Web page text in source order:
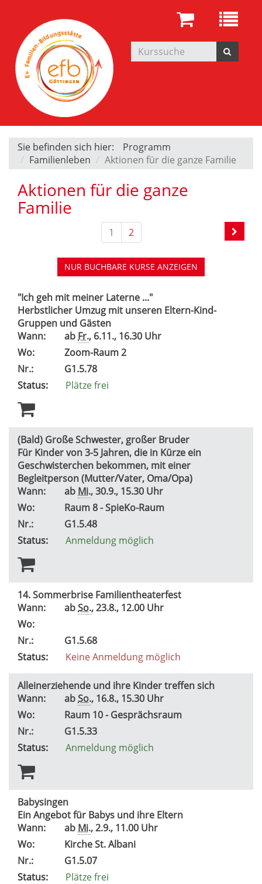
Sie befinden sich hier:
Programm
Familienleben
Aktionen für die ganze Familie
Aktionen für die ganze
Familie
1 2
NUR BUCHBARE KURSE ANZEIGEN
"Ich geh mit meiner Laterne ..."
Herbstlicher Umzug mit unseren Eltern-Kind-
Gruppen und Gästen
Wann:
ab Fr., 6.11., 16.30 Uhr
Wo:
Zoom-Raum 2
Nr.:
G1.5.78
Status:
Plätze frei
(Bald) Große Schwester, großer Bruder
Für Kinder von 3-5 Jahren, die in Kürze ein
Geschwisterchen bekommen, mit einer
Begleitperson (Mutter/Vater, Oma/Opa)
Wann:
ab Mi., 30.9., 15.30 Uhr
Wo:
Raum 8 - SpieKo-Raum
Nr.:
G1.5.48
Status:
Anmeldung möglich
14. Sommerbrise Familientheaterfest
Wann:
abSo., 23.8., 12.00 Uhr
Wo:
Nr.:
G1.5.68
Status:
Keine Anmeldung möglich
Alleinerziehende und ihre Kinder treffen sich
Wann:
abSo., 16.8., 15.30 Uhr
Wo:
Raum 10 - Gesprächsraum
Nr.:
G1.5.33
Status:
Anmeldung möglich
Babysingen
Ein Angebot für Babys und ihre Eltern
Wann:
ab Mi., 2.9., 11.00 Uhr
Wo:
Kirche St. Albani
Nr.:
G1.5.07
Status:
Plätze frei